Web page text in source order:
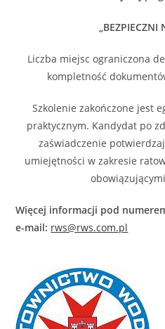
„BEZPIECZNI
Liczba miejsc ograniczona
kompletność
Szkolenie zakończone jest
praktycznym. Kandydat po
zaświadczenie
umiejętności w zakresie
Więcej informacji pod
e-mail: rws@rws.com.pl